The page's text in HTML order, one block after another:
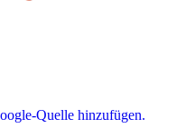
Quelle hinzufügen.